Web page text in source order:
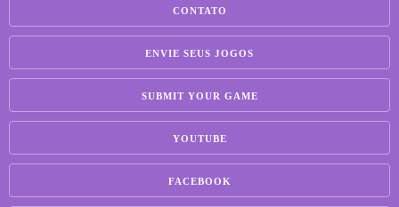
CONTATO
ENVIE SEUS JOGOS
SUBMIT YOUR GAME
YOUTUBE
FACEBOOK